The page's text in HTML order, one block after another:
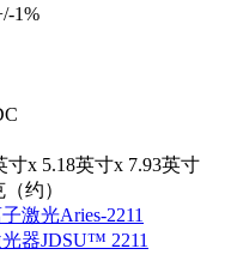
1%
x 5.18英寸x 7.93英寸
约）
激光Aries-2211
器JDSU™ 2211